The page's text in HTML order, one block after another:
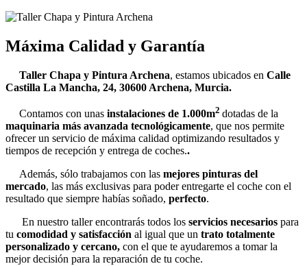
Máxima Calidad y Garantía
Taller Chapa y Pintura Archena, estamos ubicados en Calle
Castilla La Mancha, 24, 30600 Archena, Murcia.
Contamos con unas instalaciones de 1.000m2 dotadas de la
maquinaria más avanzada tecnológicamente, que nos permite
ofrecer un servicio de máxima calidad optimizando resultados y
tiempos de recepción y entrega de coches..
Además, sólo trabajamos con las mejores pinturas del
mercado, las más exclusivas para poder entregarte el coche con el
resultado que siempre habías soñado, perfecto.
En nuestro taller encontrarás todos los servicios necesarios para
tu comodidad y satisfacción al igual que un trato totalmente
personalizado y cercano, con el que te ayudaremos a tomar la
mejor decisión para la reparación de tu coche.